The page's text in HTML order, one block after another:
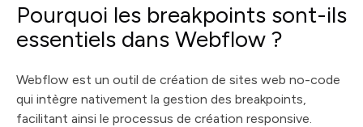
Pourquoi les breakpoints sont-ils
essentiels dans Webflow ?
Webflow est un outil de création de sites web no-code
qui intègre nativement la gestion des breakpoints,
facilitant ainsi le processus de création responsive.